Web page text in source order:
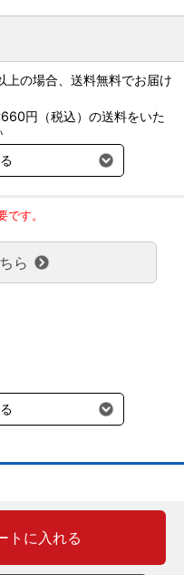
が含まれており、動物の
略であり、向精神作用をも
ています。
＞
分で、犬猫の環境変化への
(台風、雷など)の変化な
高まった犬猫でも食べやす
フレーバーです。
分け、そのまま、または食
の場合、送料無料でお届け
円（税込）の送料をいた
お届けにつきましては、1
上で配送無料となります。
場合の送料負担は、１回分
合は、大型商品送料のみご
す。
ら
トに入れる